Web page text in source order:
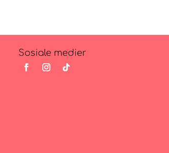
Sosiale medier